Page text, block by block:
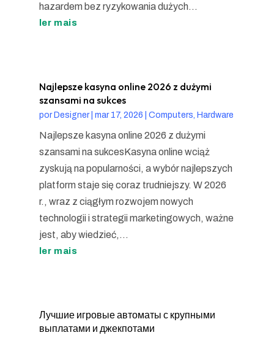
hazardem bez ryzykowania dużych...
ler mais
Najlepsze kasyna online 2026 z dużymi
szansami na sukces
por Designer| mar 17, 2026 Computers, Hardware
Najlepsze kasyna online 2026 z dużymi
szansami na sukcesKasyna online wciąż
zyskują na popularności, a wybór najlepszych
platform staje się coraz trudniejszy. W 2026
r., wraz z ciągłym rozwojem nowych
technologii i strategii marketingowych, ważne
jest, aby wiedzieć,...
ler mais
Лучшие игровые автоматы с крупными
выплатами и джекпотами